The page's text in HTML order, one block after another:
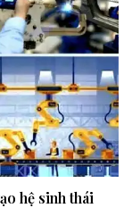
hệ sinh thái